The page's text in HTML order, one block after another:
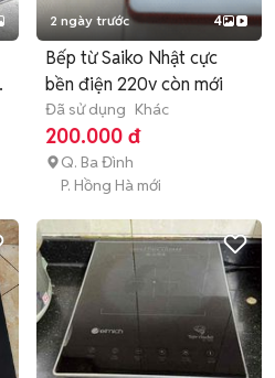
2 ngày trước 4
Bếp từ Saiko Nhật cực
bền điện 220v còn mới
Đã sử dụng Khác
200.000 đ
Q. Ba Đình
P. Hồng Hà mới